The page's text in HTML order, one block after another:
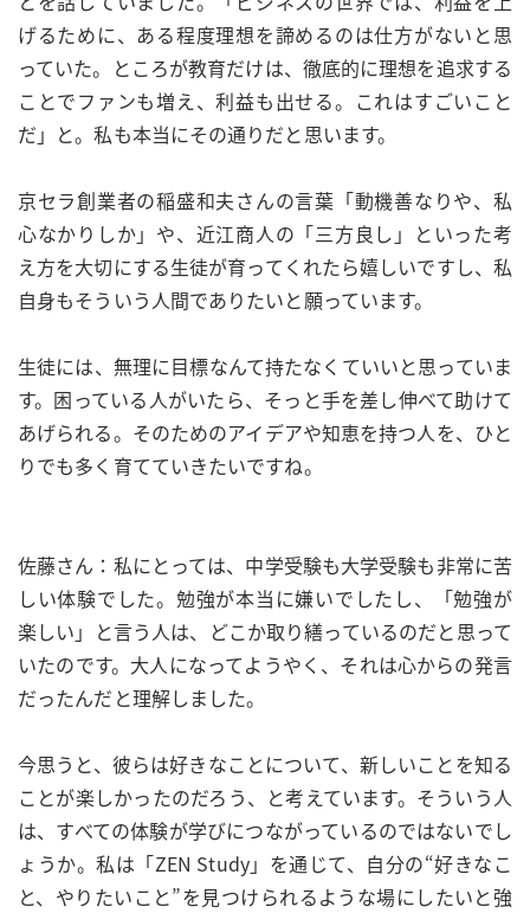
げるために、ある程度理想を諦めるのは仕方がないと思
っていた。ところが教育だけは、徹底的に理想を追求する
ことでファンも増え、利益も出せる。これはすごいこと
だ」と。私も本当にその通りだと思います。
京セラ創業者の稲盛和夫さんの言葉「動機善なりや、私
心なかりしか」や、近江商人の「三方良し」といった考
え方を大切にする生徒が育ってくれたら嬉しいですし、私
自身もそういう人間でありたいと願っています。
生徒には、無理に目標なんて持たなくていいと思っていま
す。困っている人がいたら、そっと手を差し伸べて助けて
あげられる。そのためのアイデアや知恵を持つ人を、ひと
りでも多く育てていきたいですね。
佐藤さん：私にとっては、中学受験も大学受験も非常に苦
しい体験でした。勉強が本当に嫌いでしたし、「勉強が
楽しい」と言う人は、どこか取り繕っているのだと思って
いたのです。大人になってようやく、それは心からの発言
だったんだと理解しました。
今思うと、彼らは好きなことについて、新しいことを知る
ことが楽しかったのだろう、と考えています。そういう人
は、すべての体験が学びにつながっているのではないでし
ょうか。私は「ZEN Study」を通じて、自分の“好きなこ
と、やりたいこと”を見つけられるような場にしたいと強